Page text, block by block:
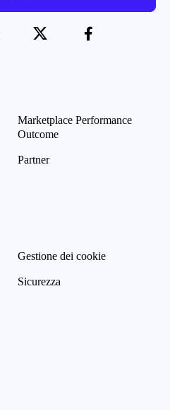
Marketplace Performance
Outcome
Partner
Gestione dei cookie
Sicurezza